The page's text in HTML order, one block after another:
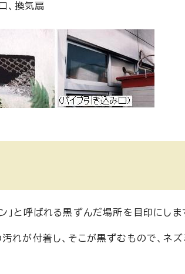
、換気扇
」と呼ばれる黒ずんだ場所を目印にしま
れが付着し、そこが黒ずむもので、ネ